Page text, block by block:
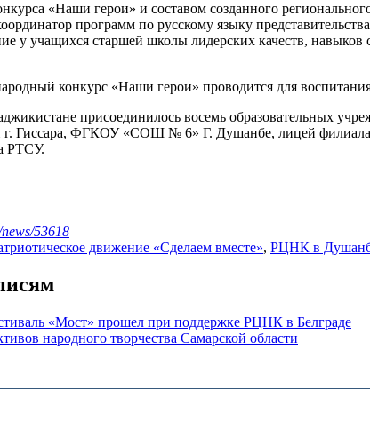
«Наши герои» и составом созданного
программ по русскому языку
у учащихся старшей школы лидерских качеств,
конкурс «Наши герои» проводится для
присоединилось восемь образовательных
г. Гиссара, ФГКОУ «СОШ № 6» Г. Душанбе, лицей
РТСУ.
53618
движение «Сделаем вместе», РЦНК в
«Мост» прошел при поддержке РЦНК в Белграде
народного творчества Самарской области